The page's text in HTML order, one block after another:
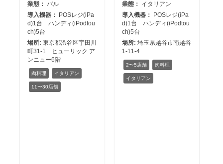
業態： バル
導入機器：
POSレジ(iPa
d)1台 ハンディ(iPodtou
ch)5台
場所: 東京都渋谷区宇田川
町31-1 ヒューリック ア
ンニュー6階
肉料理 イタリアン
11〜30店舗
業態： イタリアン
導入機器：
POSレジ(iPa
d)1台 ハンディ(iPodtou
ch)5台
場所: 埼玉県越谷市南越谷
1-11-4
2〜5店舗 肉料理
イタリアン